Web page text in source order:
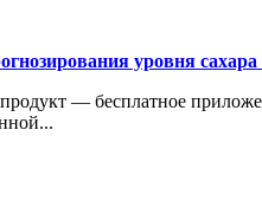
уровня
— бесплатное